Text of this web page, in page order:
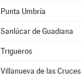
Punta Umbría
Sanlúcar de Guadiana
Trigueros
Villanueva de las Cruces